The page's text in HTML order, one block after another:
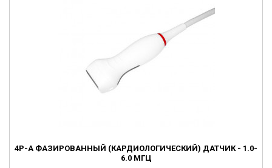
4P-A ФАЗИРОВАННЫЙ (КАРДИОЛОГИЧЕСКИЙ) ДАТЧИК - 1.0-
6.0 МГЦ